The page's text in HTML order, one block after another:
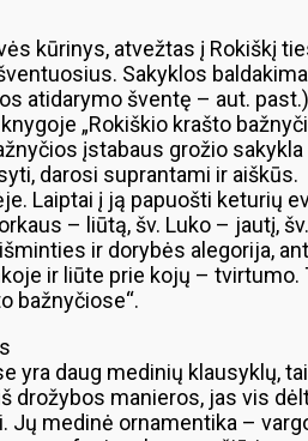
kūrinys, atvežtas į Rokiškį
Sakyklos
atidarymo šventę – aut.
„Rokiškio krašto
įstabaus grožio
darosi suprantami ir aiškūs.
Laiptai į ją papuošti keturių
– liūtą, šv. Luko – jautį,
ir dorybės alegorija,
ir liūte prie kojų –
bažnyčiose“.
yra daug medinių klausyklų,
manieros, jas vis
Jų medinė ornamentika –